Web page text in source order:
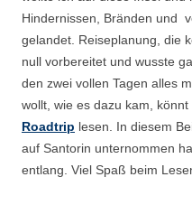
Hindernissen, Bränden und
gelandet. Reiseplanung, die
null vorbereitet und wusste
den zwei vollen Tagen alles
wollt, wie es dazu kam, könnt
Roadtrip lesen. In diesem
auf Santorin unternommen
entlang. Viel Spaß beim